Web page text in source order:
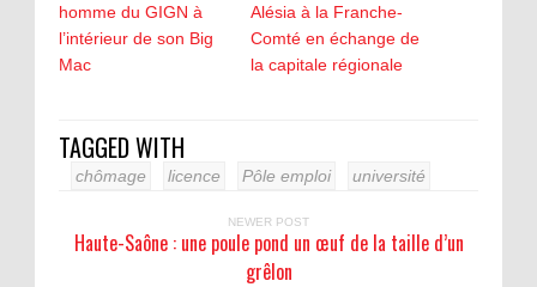
homme du GIGN à
l’intérieur de son Big
Mac
Alésia à la Franche-
Comté en échange de
la capitale régionale
TAGGED WITH
chômage licence Pôle emploi université
NEWER POST
Haute-Saône : une poule pond un œuf de la taille d’un
grêlon